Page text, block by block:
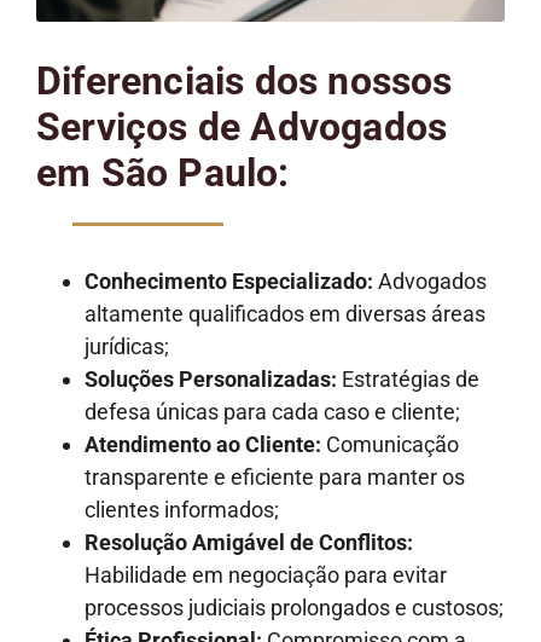
Diferenciais dos nossos
Serviços de Advogados
em São Paulo:
Conhecimento Especializado: Advogados
altamente qualificados em diversas áreas
jurídicas;
Soluções Personalizadas: Estratégias de
defesa únicas para cada caso e cliente;
Atendimento ao Cliente: Comunicação
transparente e eficiente para manter os
clientes informados;
Resolução Amigável de Conflitos:
Habilidade em negociação para evitar
processos judiciais prolongados e custosos;